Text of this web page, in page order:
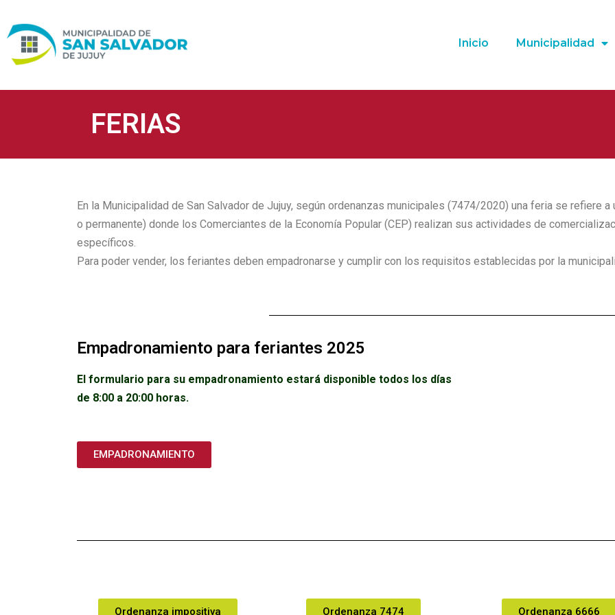
Ir
al
Inicio Municipalidad
FERIAS
En la Municipalidad de San Salvador de Jujuy, según ordenanzas municipales (7474/2020) una feria se refiere
o permanente) donde los Comerciantes de la Economía Popular (CEP) realizan sus actividades de
específicos.
Para poder vender, los feriantes deben empadronarse y cumplir con los requisitos establecidas por la
Empadronamiento para feriantes 2025
El formulario para su empadronamiento estará disponible todos los días
de 8:00 a 20:00 horas.
EMPADRONAMIENTO
Ordenanza impositiva Ordenanza 7474 Ordenanza 6666